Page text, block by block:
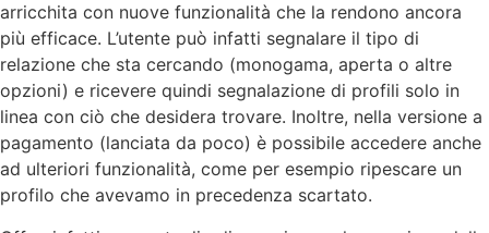
arricchita con nuove funzionalità che la rendono ancora
più efficace. L’utente può infatti segnalare il tipo di
relazione che sta cercando (monogama, aperta o altre
opzioni) e ricevere quindi segnalazione di profili solo in
linea con ciò che desidera trovare. Inoltre, nella versione a
pagamento (lanciata da poco) è possibile accedere anche
ad ulteriori funzionalità, come per esempio ripescare un
profilo che avevamo in precedenza scartato.